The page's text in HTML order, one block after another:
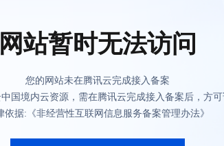
网站暂时无法访问
您的网站未在腾讯云完成接入备案
国境内云资源，需在腾讯云完成接入备案后，方
依据:《非经营性互联网信息服务备案管理办法》